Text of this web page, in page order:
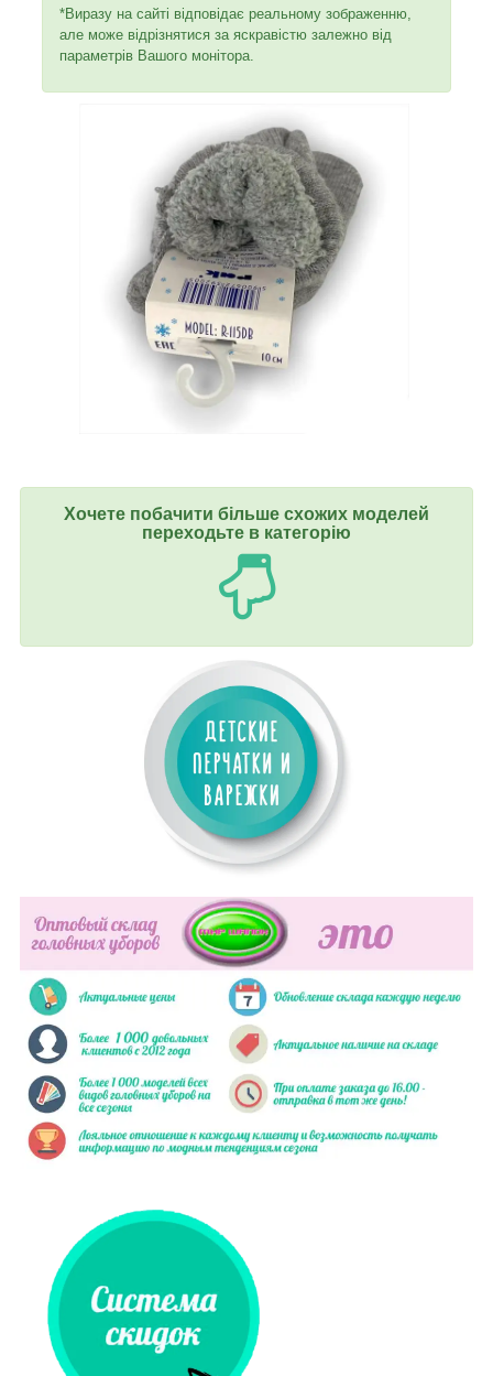
*Виразу на сайті відповідає реальному зображенню,
але може відрізнятися за яскравістю залежно від
параметрів Вашого монітора.
Хочете побачити більше схожих моделей
переходьте в категорію